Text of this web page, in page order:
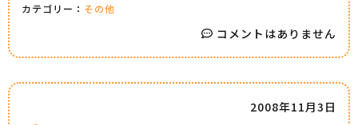
カテゴリー： その他
コメントはありません
2008年11月3日